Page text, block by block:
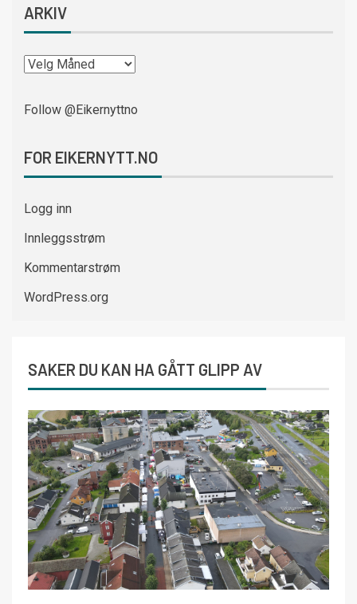
ARKIV
Follow @Eikernyttno
FOR EIKERNYTT.NO
Logg inn
Innleggsstrøm
Kommentarstrøm
WordPress.org
SAKER DU KAN HA GÅTT GLIPP AV